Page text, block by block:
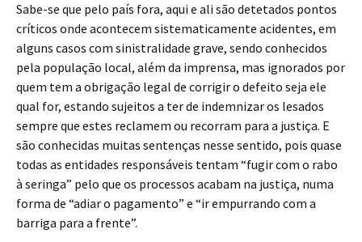
Sabe-se que pelo país fora, aqui e ali são detetados pontos
críticos onde acontecem sistematicamente acidentes, em
alguns casos com sinistralidade grave, sendo conhecidos
pela população local, além da imprensa, mas ignorados por
quem tem a obrigação legal de corrigir o defeito seja ele
qual for, estando sujeitos a ter de indemnizar os lesados
sempre que estes reclamem ou recorram para a justiça. E
são conhecidas muitas sentenças nesse sentido, pois quase
todas as entidades responsáveis tentam “fugir com o rabo
à seringa” pelo que os processos acabam na justiça, numa
forma de “adiar o pagamento” e “ir empurrando com a
barriga para a frente”.